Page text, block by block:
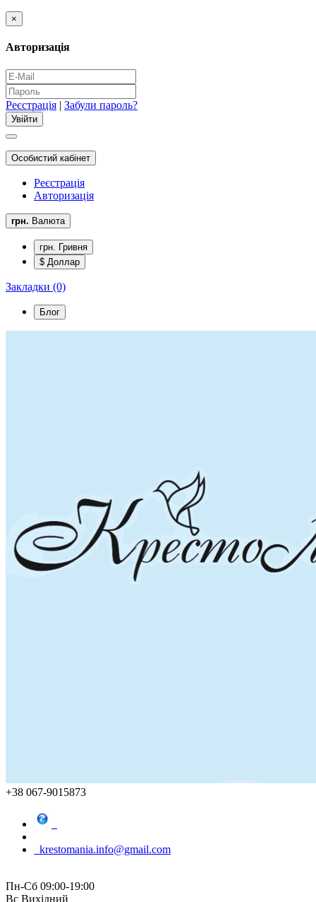
×
Авторизація
Реєстрація | Забули пароль?
Особистий кабінет
Реєстрація
Авторизація
грн. Валюта
грн. Гривня
$ Доллар
Закладки (0)
Блог
+38 067-9015873
krestomania.info@gmail.com
Пн-Сб 09:00-19:00
Вс Вихідний